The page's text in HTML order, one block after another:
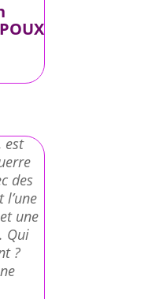
est
des
une
Qui
?